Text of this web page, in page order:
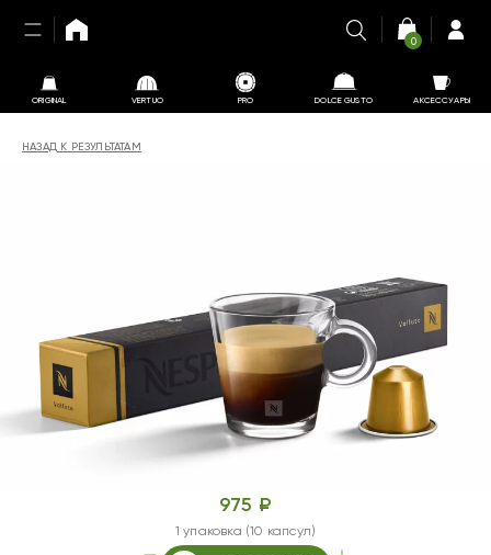
ORIGINAL VERTUO PRO DOLCE GUSTO АКСЕССУАРЫ
0
НАЗАД К РЕЗУЛЬТАТАМ
975 ₽
1 упаковка (10 капсул)